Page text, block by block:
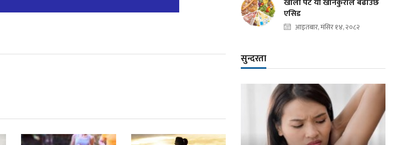
खाली पेट यी खानेकुराले बढाउँछ
एसिड
आइतबार, मंसिर १४, २०८२
सुन्दरता